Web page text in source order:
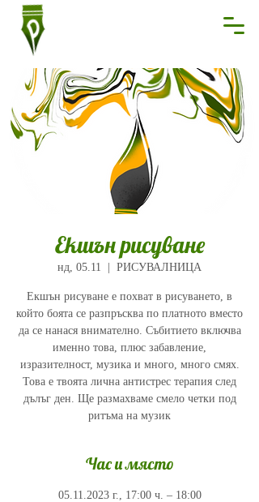
Екшън рисуване
нд, 05.11 РИСУВАЛНИЦА
Екшън рисуване е похват в рисуването, в
който боята се разпръсква по платното вместо
да се нанася внимателно. Събитието включва
именно това, плюс забавление,
изразителност, музика и много, много смях.
Това е твоята лична антистрес терапия след
дълъг ден. Ще размахваме смело четки под
ритъма на музик
Час и място
05.11.2023 г., 17:00 ч. – 18:00